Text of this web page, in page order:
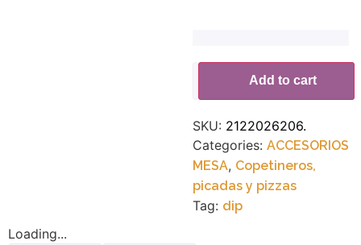
Add to cart
Alternative:
SKU: 2122026206.
Categories: ACCESORIOS
MESA, Copetineros,
picadas y pizzas
Tag: dip
Loading...